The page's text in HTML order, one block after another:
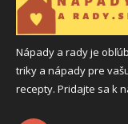
Nápady a rady je
triky a nápady pre
recepty. Pridajte sa k